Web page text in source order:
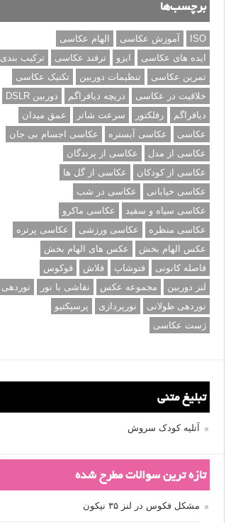
برچسب‌ها
ISO آموزش عکاسی
الهام عکاسی
ایده های عکاسی
ایزو ترفند عکاسی
ترکیب بندی
تمرین عکاسی
تنظیمات دوربین
تکنیک عکاسی
خلاقیت در عکاسی
دریچه دیافراگم
دوربین DSLR
دیافراگم
رفلکتور سرعت شاتر
عمق میدان
عکاسی
عکاسی آبستره
عکاسی اجسام بی جان
عکاسی از مدل
عکاسی از پرندگان
عکاسی از کودکان
عکاسی از گل ها
عکاسی خیابانی
عکاسی در شب
عکاسی سیاه و سفید
عکاسی ماکرو
عکاسی منظره
عکاسی ورزشی
عکاسی پرتره
عکس الهام بخش
عکس های الهام بخش
فاصله کانونی
فتوشاپ فلاش
فوکوس
لنز دوربین
مجموعه عکس نقاشی با نور
نوردهی
نوردهی طولانی
نورپردازی
پرسپکتیو
ژست عکاسی
تبلیغ متنی
آتلیه کودک سروش
تازه ترین سوالات مطرح شده
مشکل فکوس در لنز ۳۵ نیکون